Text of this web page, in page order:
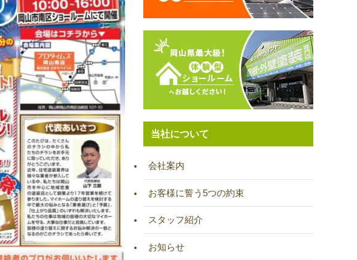
当社について
会社案内
お客様に誓う5つの約束
スタッフ紹介
お知らせ